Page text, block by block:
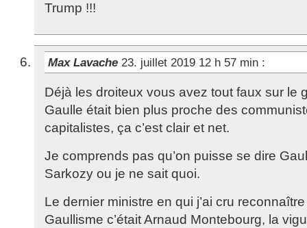
Trump !!!
Max Lavache 23. juillet 2019 12 h 57 min :
Déjà les droiteux vous avez tout faux sur le
Gaulle était bien plus proche des
capitalistes, ça c’est clair et net.
Je comprends pas qu’on puisse se dire
Sarkozy ou je ne sait quoi.
Le dernier ministre en qui j’ai cru
Gaullisme c’était Arnaud Montebourg, la